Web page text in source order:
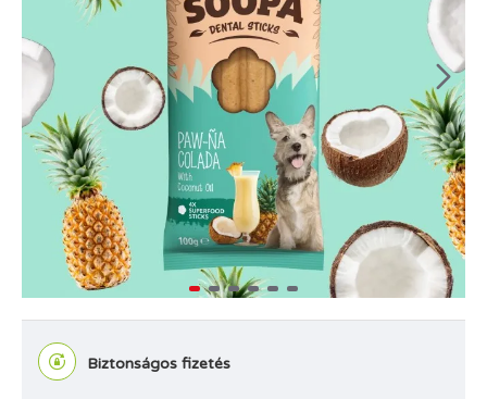
Biztonságos fizetés